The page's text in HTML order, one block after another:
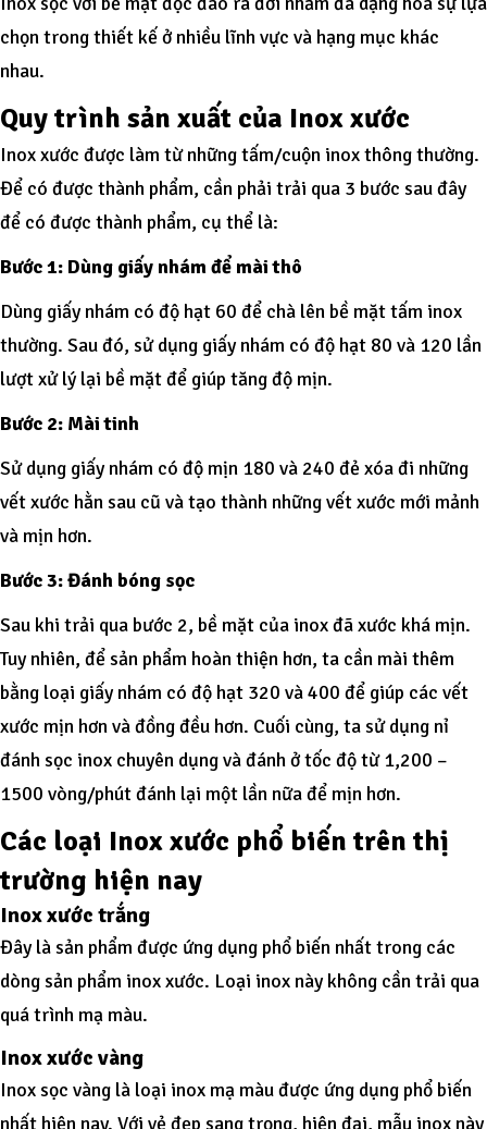
chọn trong thiết kế ở nhiều lĩnh vực và hạng mục khác
nhau.
Quy trình sản xuất của Inox xước
Inox xước được làm từ những tấm/cuộn inox thông thường.
Để có được thành phẩm, cần phải trải qua 3 bước sau đây
để có được thành phẩm, cụ thể là:
Bước 1: Dùng giấy nhám để mài thô
Dùng giấy nhám có độ hạt 60 để chà lên bề mặt tấm inox
thường. Sau đó, sử dụng giấy nhám có độ hạt 80 và 120 lần
lượt xử lý lại bề mặt để giúp tăng độ mịn.
Bước 2: Mài tinh
Sử dụng giấy nhám có độ mịn 180 và 240 đẻ xóa đi những
vết xước hằn sau cũ và tạo thành những vết xước mới mảnh
và mịn hơn.
Bước 3: Đánh bóng sọc
Sau khi trải qua bước 2, bề mặt của inox đã xước khá mịn.
Tuy nhiên, để sản phẩm hoàn thiện hơn, ta cần mài thêm
bằng loại giấy nhám có độ hạt 320 và 400 để giúp các vết
xước mịn hơn và đồng đều hơn. Cuối cùng, ta sử dụng nỉ
đánh sọc inox chuyên dụng và đánh ở tốc độ từ 1,200 –
1500 vòng/phút đánh lại một lần nữa để mịn hơn.
Các loại Inox xước phổ biến trên thị
trường hiện nay
Inox xước trắng
Đây là sản phẩm được ứng dụng phổ biến nhất trong các
dòng sản phẩm inox xước. Loại inox này không cần trải qua
quá trình mạ màu.
Inox xước vàng
Inox sọc vàng là loại inox mạ màu được ứng dụng phổ biến
nhất hiện nay. Với vẻ đẹp sang trọng, hiện đại, mẫu inox này